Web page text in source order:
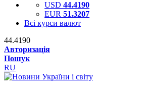
USD 44.4190
EUR 51.3207
Всі курси валют
44.4190
Авторизація
Пошук
RU